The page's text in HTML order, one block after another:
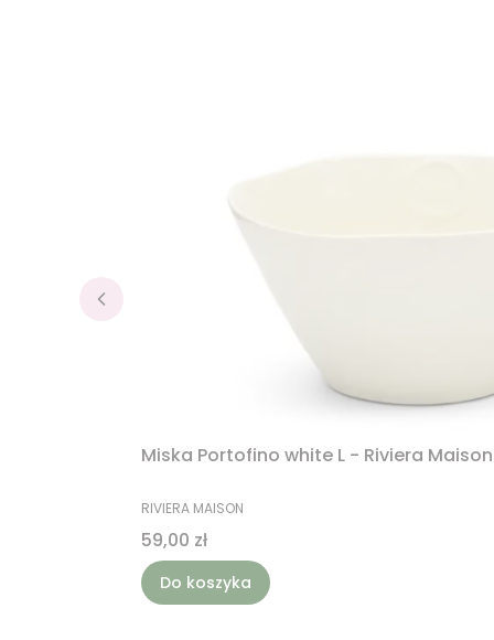
Miska Portofino white L - Riviera Maison
PRODUCENT
RIVIERA MAISON
Cena
59,00 zł
Do koszyka